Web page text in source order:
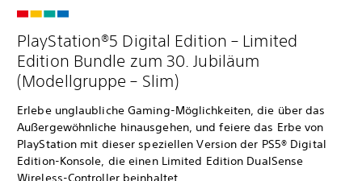
PlayStation®5 Digital Edition – Limited
Edition Bundle zum 30. Jubiläum
(Modellgruppe – Slim)
Erlebe unglaubliche Gaming-Möglichkeiten, die über das
Außergewöhnliche hinausgehen, und feiere das Erbe von
PlayStation mit dieser speziellen Version der PS5® Digital
Edition-Konsole, die einen Limited Edition DualSense
Wireless-Controller beinhaltet.